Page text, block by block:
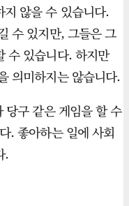
지 않을 수 있습니다.
수 있지만, 그들은 그
수 있습니다. 하지만
의미하지는 않습니다.
당구 같은 게임을 할 수
. 좋아하는 일에 사회
.